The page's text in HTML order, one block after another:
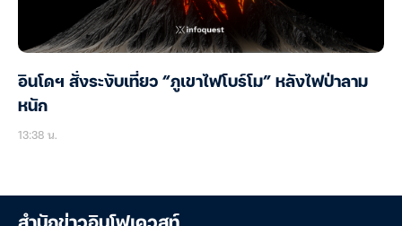
อินโดฯ สั่งระงับเที่ยว “ภูเขาไฟโบร์โม” หลังไฟป่าลาม
หนัก
13:38 น.